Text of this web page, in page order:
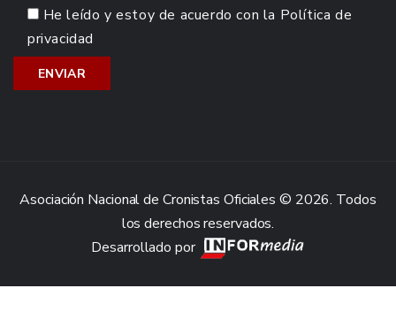
He leído y estoy de acuerdo con la Política de
privacidad
Asociación Nacional de Cronistas Oficiales © 2026. Todos
los derechos reservados.
Desarrollado por